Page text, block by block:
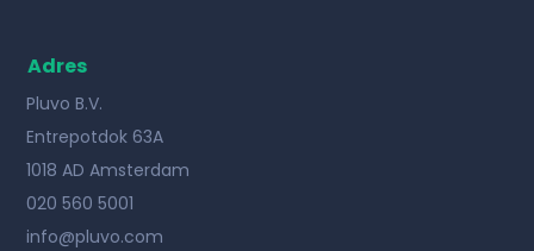
Adres
Pluvo B.V.
Entrepotdok 63A
1018 AD Amsterdam
020 560 5001
info@pluvo.com